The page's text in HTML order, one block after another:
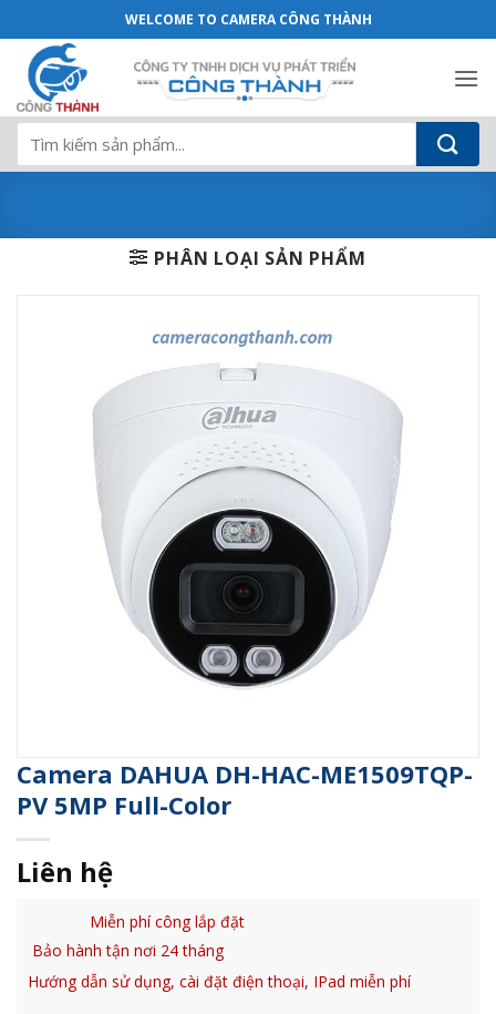
qua
dung
Camera DAHUA DH-HAC-ME1509TQP-
WELCOME TO CAMERA CÔNG THÀNH
Tìm
kiếm:
PHÂN LOẠI SẢN PHẨM
Camera DAHUA DH-HAC-ME1509TQP-
PV 5MP Full-Color
Liên hệ
Miễn phí công lắp đặt
Bảo hành tận nơi 24 tháng
Hướng dẫn sử dụng, cài đặt điện thoại, IPad miễn phí